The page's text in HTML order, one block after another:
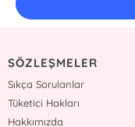
SÖZLEŞMELER
Sıkça Sorulanlar
Tüketici Hakları
Hakkımızda